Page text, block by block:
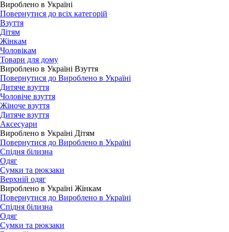
Вироблено в Україні
Повернутися до всіх категорій
Взуття
Дітям
Жінкам
Чоловікам
Товари для дому
Вироблено в Україні Взуття
Повернутися до Вироблено в Україні
Дитяче взуття
Чоловіче взуття
Жіноче взуття
Дитяче взуття
Аксесуари
Вироблено в Україні Дітям
Повернутися до Вироблено в Україні
Спідня білизна
Одяг
Сумки та рюкзаки
Верхній одяг
Вироблено в Україні Жінкам
Повернутися до Вироблено в Україні
Спідня білизна
Одяг
Сумки та рюкзаки